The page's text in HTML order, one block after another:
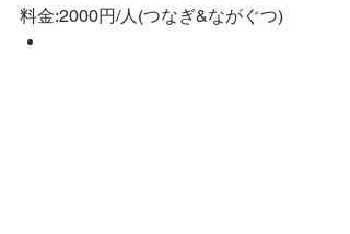
料金:2000円/人(つなぎ&ながぐつ)